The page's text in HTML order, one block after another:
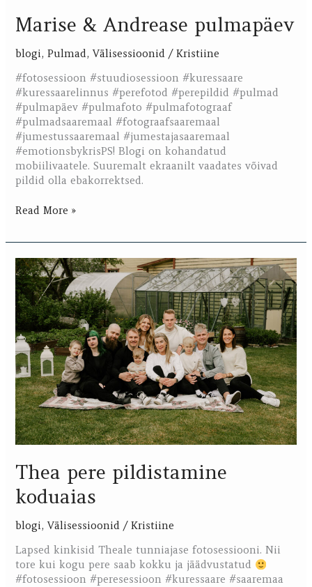
Marise & Andrease pulmapäev
blogi,Pulmad,Välisessioonid /Kristiine
#fotosessioon #stuudiosessioon #kuressaare
#kuressaarelinnus #perefotod #perepildid #pulmad
#pulmapäev #pulmafoto #pulmafotograaf
#pulmadsaaremaal #fotograafsaaremaal
#jumestussaaremaal #jumestajasaaremaal
#emotionsbykrisPS! Blogi on kohandatud
mobiilivaatele. Suuremalt ekraanilt vaadates võivad
pildid olla ebakorrektsed.
Read More »
Thea pere pildistamine
koduaias
blogi,Välisessioonid /Kristiine
Lapsed kinkisid Theale tunniajase fotosessiooni. Nii
tore kui kogu pere saab kokku ja jäädvustatud
#fotosessioon #peresessioon #kuressaare #saaremaa
Thea
pere
pildistamine
koduaias